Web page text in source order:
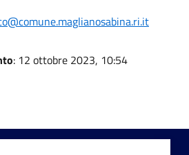
: 12 ottobre 2023, 10:54